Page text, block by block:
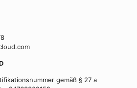
gemäß § 27 a